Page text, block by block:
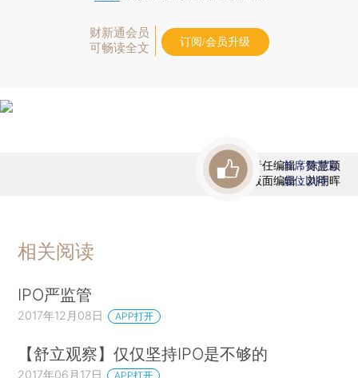
财新通会员
可畅读全文
订阅/会员升级
责任编辑：陈慧颖
版面编辑：刘明晖
首席赞赏官
虚位以待
相关阅读
IPO严监管
2017年12月08日 APP打开
【舒立观察】仅仅坚持IPO是不够的
2017年06月17日 APP打开